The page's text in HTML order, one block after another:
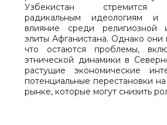
Узбекистан стремится
радикальным идеологиям и
влияние среди религиозной
элиты Афганистана. Однако
что остаются проблемы,
этнической динамики в
растущие экономические
потенциальные перестановки
рынке, которые могут снизить